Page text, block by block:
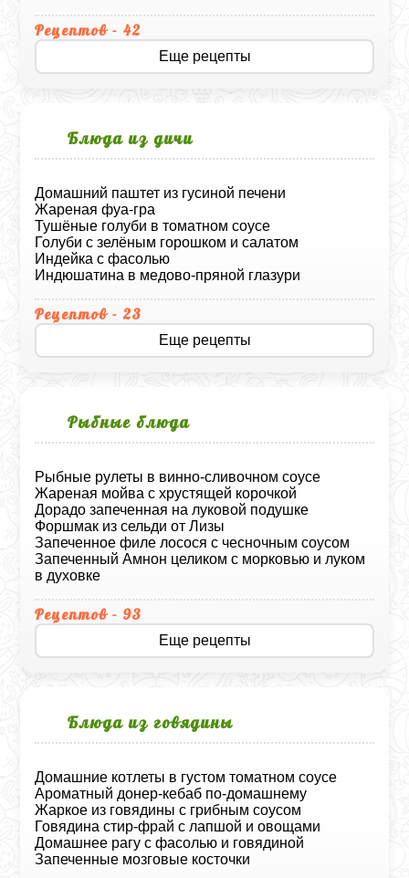
Рецептов - 42
Еще рецепты
Блюда из дичи
Домашний паштет из гусиной печени
Жареная фуа-гра
Тушёные голуби в томатном соусе
Голуби с зелёным горошком и салатом
Индейка с фасолью
Индюшатина в медово-пряной глазури
Рецептов - 23
Еще рецепты
Рыбные блюда
Рыбные рулеты в винно-сливочном соусе
Жареная мойва с хрустящей корочкой
Дорадо запеченная на луковой подушке
Форшмак из сельди от Лизы
Запеченное филе лосося с чесночным соусом
Запеченный Амнон целиком с морковью и луком
в духовке
Рецептов - 93
Еще рецепты
Блюда из говядины
Домашние котлеты в густом томатном соусе
Ароматный донер-кебаб по-домашнему
Жаркое из говядины с грибным соусом
Говядина стир‑фрай с лапшой и овощами
Домашнее рагу с фасолью и говядиной
Запеченные мозговые косточки